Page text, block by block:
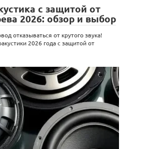
с защитой от
2026: обзор и выбор
отказываться от крутого звука!
2026 года с защитой от